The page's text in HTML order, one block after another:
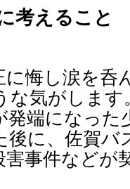
考えること
悔し涙を呑
な気がします
端になった
後に、佐賀バ
事件などが